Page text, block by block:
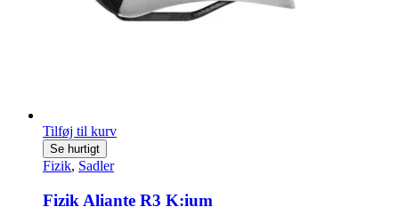
Tilføj til kurv
Se hurtigt
Fizik, Sadler
Fizik Aliante R3 K:ium